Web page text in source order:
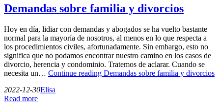
Demandas sobre familia y divorcios
Hoy en día, lidiar con demandas y abogados se ha vuelto bastante
normal para la mayoría de nosotros, al menos en lo que respecta a
los procedimientos civiles, afortunadamente. Sin embargo, esto no
significa que no podamos encontrar nuestro camino en los casos de
divorcio, herencia y condominio. Tratemos de aclarar. Cuando se
necesita un… Continue reading Demandas sobre familia y divorcios
2022-12-30Elisa
Read more